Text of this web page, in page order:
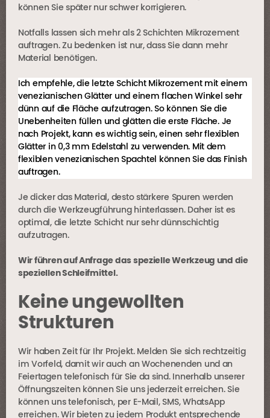
können Sie später nur schwer korrigieren.
Notfalls lassen sich mehr als 2 Schichten Mikrozement
auftragen. Zu bedenken ist nur, dass Sie dann mehr
Material benötigen.
Ich empfehle, die letzte Schicht Mikrozement mit einem
venezianischen Glätter und einem flachen Winkel sehr
dünn auf die Fläche aufzutragen. So können Sie die
Unebenheiten füllen und glätten die erste Fläche. Je
nach Projekt, kann es wichtig sein, einen sehr flexiblen
Glätter in 0,3 mm Edelstahl zu verwenden. Mit dem
flexiblen venezianischen Spachtel können Sie das Finish
auftragen.
Je dicker das Material, desto stärkere Spuren werden
durch die Werkzeugführung hinterlassen. Daher ist es
optimal, die letzte Schicht nur sehr dünnschichtig
aufzutragen.
Wir führen auf Anfrage das spezielle Werkzeug und die
speziellen Schleifmittel.
Keine ungewollten
Strukturen
Wir haben Zeit für Ihr Projekt. Melden Sie sich rechtzeitig
im Vorfeld, damit wir auch an Wochenenden und an
Feiertagen telefonisch für Sie da sind. Innerhalb unserer
Öffnungszeiten können Sie uns jederzeit erreichen. Sie
können uns telefonisch, per E-Mail, SMS, WhatsApp
erreichen. Wir bieten zu jedem Produkt entsprechende